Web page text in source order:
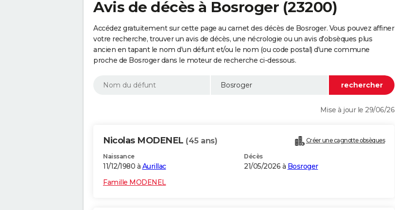
Avis de décès à Bosroger (23200)
Accédez gratuitement sur cette page au carnet des décès de Bosroger. Vous pouvez affiner
votre recherche, trouver un avis de décès, une nécrologie ou un avis d'obsèques plus
ancien en tapant le nom d'un défunt et/ou le nom (ou code postal) d'une commune
proche de Bosroger dans le moteur de recherche ci-dessous.
Mise à jour le 29/06/26
Nicolas MODENEL (45 ans) Créer une cagnotte obsèques
Naissance
11/12/1980 à Aurillac
Décès
21/05/2026 à Bosroger
Famille MODENEL